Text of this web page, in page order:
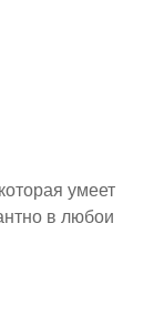
умеет
в любои